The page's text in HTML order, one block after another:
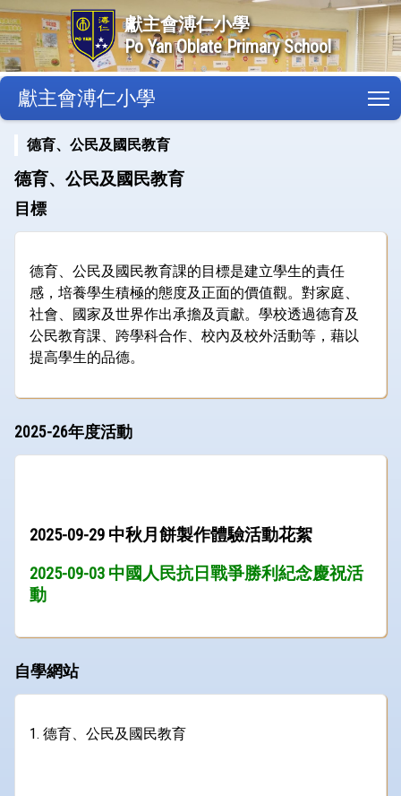
獻主會溥仁小學
Po Yan Oblate Primary School
獻主會溥仁小學
德育、公民及國民教育
德育、公民及國民教育
目標
德育、公民及國民教育課的目標是建立學生的責任
感，培養學生積極的態度及正面的價值觀。對家庭、
社會、國家及世界作出承擔及貢獻。學校透過德育及
公民教育課、跨學科合作、校內及校外活動等，藉以
提高學生的品德。
2025-26年度活動
2025-09-29 中秋月餅製作體驗活動花絮
2025-09-03 中國人民抗日戰爭勝利紀念慶祝活
動
自學網站
1. 德育、公民及國民教育